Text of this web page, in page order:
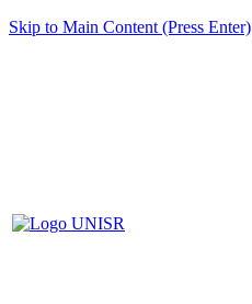
Skip to Main Content (Press Enter)